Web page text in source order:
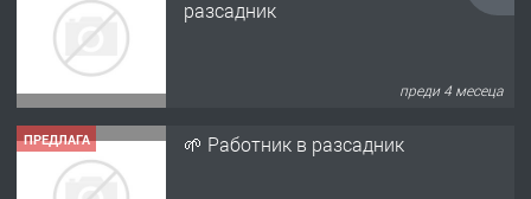
преди 4 месеца
ПРЕДЛАГА Търсим работничка